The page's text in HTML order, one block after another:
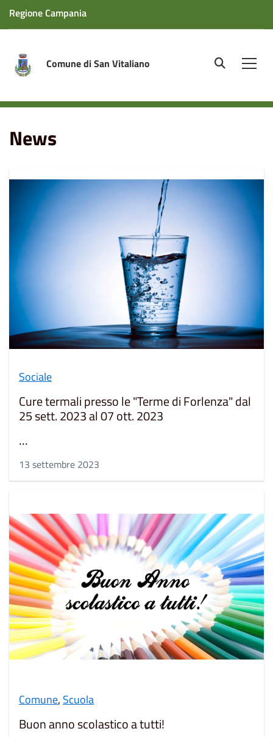
Regione Campania
Comune di San Vitaliano site.searc
News
Sociale
Cure termali presso le "Terme di Forlenza" dal
25 sett. 2023 al 07 ott. 2023
...
13 settembre 2023
Comune, Scuola
Buon anno scolastico a tutti!